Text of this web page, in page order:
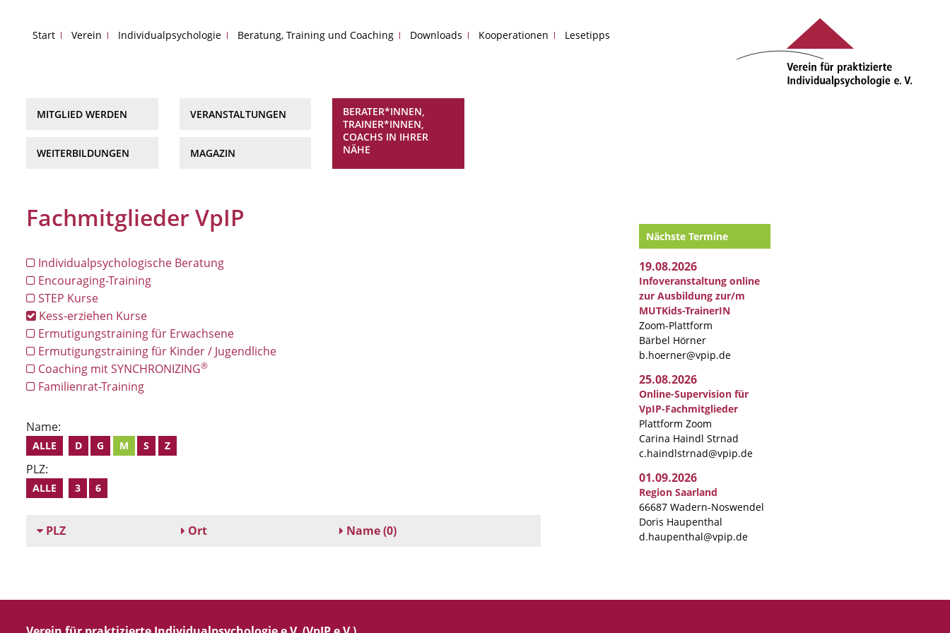
Start Verein Individualpsychologie Beratung, Training und Coaching Downloads Kooperationen Lesetipps
MITGLIED WERDEN
WEITERBILDUNGEN
VERANSTALTUNGEN
MAGAZIN
BERATER*INNEN,
TRAINER*INNEN,
COACHS IN IHRER
NÄHE
Fachmitglieder VpIP
Individualpsychologische Beratung
Encouraging-Training
STEP Kurse
Kess-erziehen Kurse
Ermutigungstraining für Erwachsene
Ermutigungstraining für Kinder / Jugendliche
Coaching mit SYNCHRONIZING®
Familienrat-Training
Name:
ALLE D G M S Z
PLZ:
ALLE 3 6
PLZ Ort Name(0)
Nächste Termine
19.08.2026
Infoveranstaltung online
zur Ausbildung zur/m
MUTKids-TrainerIN
Zoom-Plattform
Bärbel Hörner
b.hoerner@vpip.de
25.08.2026
Online-Supervision für
VpIP-Fachmitglieder
Plattform Zoom
Carina Haindl Strnad
c.haindlstrnad@vpip.de
01.09.2026
Region Saarland
66687 Wadern-Noswendel
Doris Haupenthal
d.haupenthal@vpip.de